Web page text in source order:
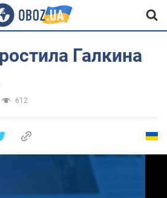
Галкина
612